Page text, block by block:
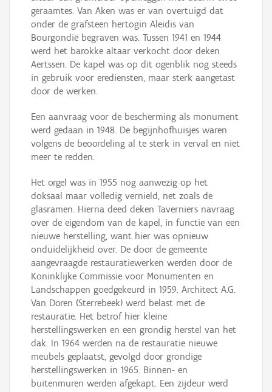
geraamtes. Van Aken was er van overtuigd dat
onder de grafsteen hertogin Aleidis van
Bourgondië begraven was. Tussen 1941 en 1944
werd het barokke altaar verkocht door deken
Aertssen. De kapel was op dit ogenblik nog steeds
in gebruik voor erediensten, maar sterk aangetast
door de werken.
Een aanvraag voor de bescherming als monument
werd gedaan in 1948. De begijnhofhuisjes waren
volgens de beoordeling al te sterk in verval en niet
meer te redden.
Het orgel was in 1955 nog aanwezig op het
doksaal maar volledig vernield, net zoals de
glasramen. Hierna deed deken Taverniers navraag
over de eigendom van de kapel, in functie van een
nieuwe herstelling, want hier was opnieuw
onduidelijkheid over. De door de gemeente
aangevraagde restauratiewerken werden door de
Koninklijke Commissie voor Monumenten en
Landschappen goedgekeurd in 1959. Architect A.G.
Van Doren (Sterrebeek) werd belast met de
restauratie. Het betrof hier kleine
herstellingswerken en een grondig herstel van het
dak. In 1964 werden na de restauratie nieuwe
meubels geplaatst, gevolgd door grondige
herstellingswerken in 1965. Binnen- en
buitenmuren werden afgekapt. Een zijdeur werd